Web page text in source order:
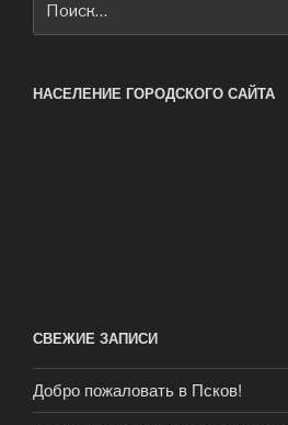
НАСЕЛЕНИЕ ГОРОДСКОГО САЙТА
СВЕЖИЕ ЗАПИСИ
Добро пожаловать в Псков!